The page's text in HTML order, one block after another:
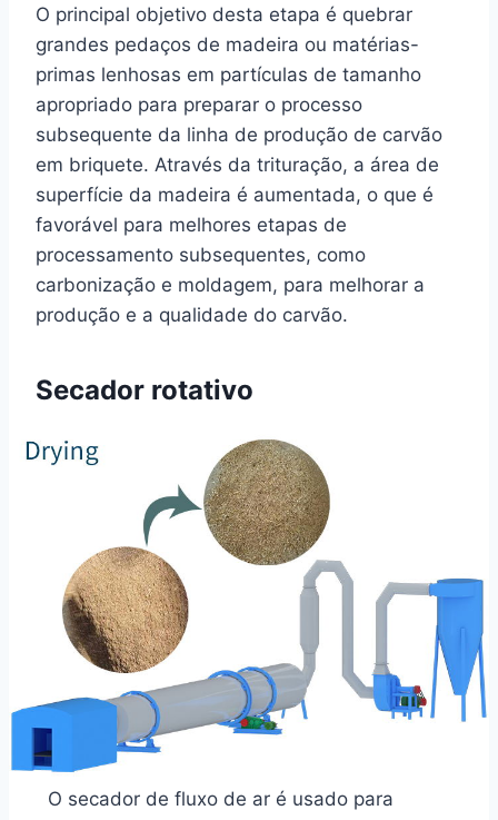
O principal objetivo desta etapa é quebrar
grandes pedaços de madeira ou matérias-
primas lenhosas em partículas de tamanho
apropriado para preparar o processo
subsequente da linha de produção de carvão
em briquete. Através da trituração, a área de
superfície da madeira é aumentada, o que é
favorável para melhores etapas de
processamento subsequentes, como
carbonização e moldagem, para melhorar a
produção e a qualidade do carvão.
Secador rotativo
O secador de fluxo de ar é usado para